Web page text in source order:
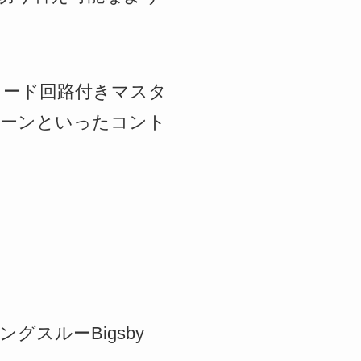
ド回路付きマスタ
ンといったコント
グスルーBigsby